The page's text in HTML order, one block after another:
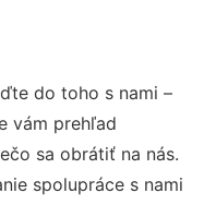
do toho s nami –
vám prehľad
sa obrátiť na nás.
spolupráce s nami